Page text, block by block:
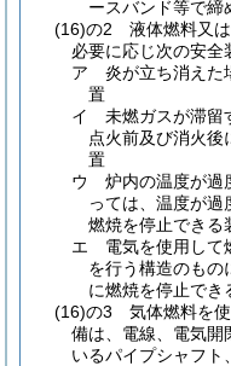
ースバンド等で締
(16)の2
液体燃料又
必要に応じ次の安全
ア
炎が立ち消えた
置
イ
未燃ガスが滞留
点火前及び消火後
置
ウ
炉内の温度が過
っては、温度が過
燃焼を停止できる
エ
電気を使用して
を行う構造のもの
に燃焼を停止でき
(16)の3
気体燃料を
備は、電線、電気開
いるパイプシャフト